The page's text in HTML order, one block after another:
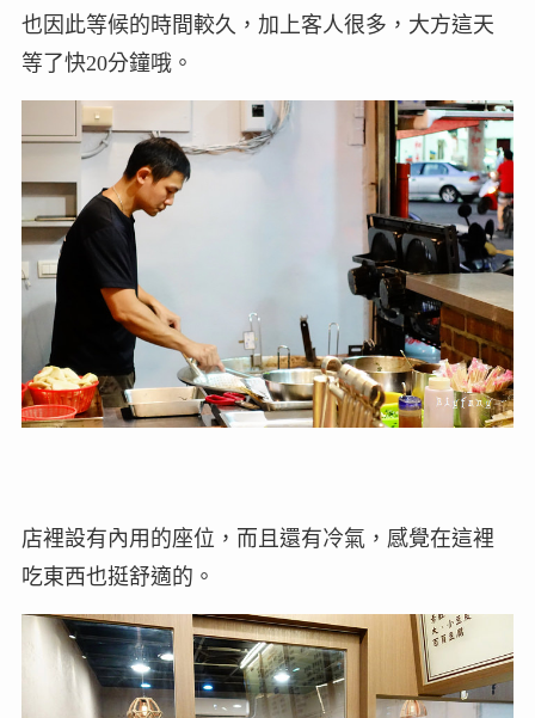
也因此等候的時間較久，加上客人很多，大方這天
等了快20分鐘哦。
店裡設有內用的座位，而且還有冷氣，感覺在這裡
吃東西也挺舒適的。